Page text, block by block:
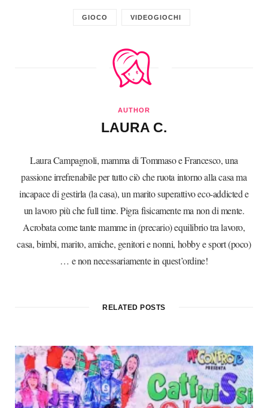
GIOCO VIDEOGIOCHI
AUTHOR
LAURA C.
Laura Campagnoli, mamma di Tommaso e Francesco, una
passione irrefrenabile per tutto ciò che ruota intorno alla casa ma
incapace di gestirla (la casa), un marito superattivo eco-addicted e
un lavoro più che full time. Pigra fisicamente ma non di mente.
Acrobata come tante mamme in (precario) equilibrio tra lavoro,
casa, bimbi, marito, amiche, genitori e nonni, hobby e sport (poco)
… e non necessariamente in quest’ordine!
RELATED POSTS